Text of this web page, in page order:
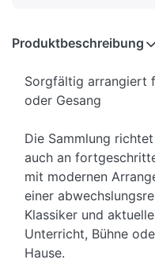
Produktbeschreibung
Sorgfältig arrangiert
oder Gesang
Die Sammlung
auch an
mit modernen
einer
Klassiker und
Unterricht, Bühne
Hause.